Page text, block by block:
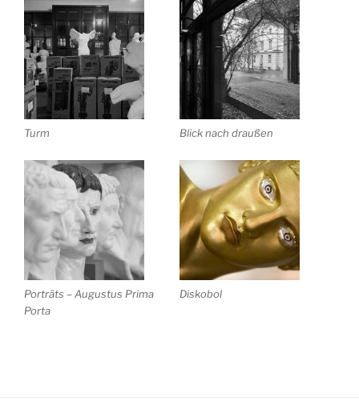
Turm Blick nach draußen
Porträts – Augustus Prima
Porta
Diskobol